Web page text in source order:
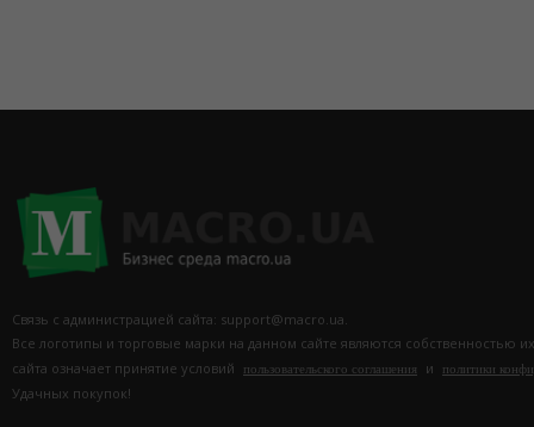
Связь с администрацией сайта: support@macro.ua.
Все логотипы и торговые марки на данном сайте являются собственностью
сайта означает принятие условий
пользовательского соглашения и политики
Удачных покупок!